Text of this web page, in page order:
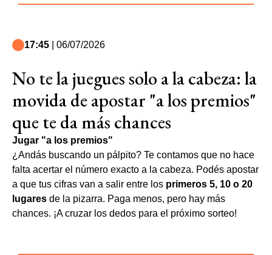
17:45 | 06/07/2026
No te la juegues solo a la cabeza: la
movida de apostar "a los premios"
que te da más chances
Jugar "a los premios"
¿Andás buscando un pálpito? Te contamos que no hace
falta acertar el número exacto a la cabeza. Podés apostar
a que tus cifras van a salir entre los primeros 5, 10 o 20
lugares de la pizarra. Paga menos, pero hay más
chances. ¡A cruzar los dedos para el próximo sorteo!